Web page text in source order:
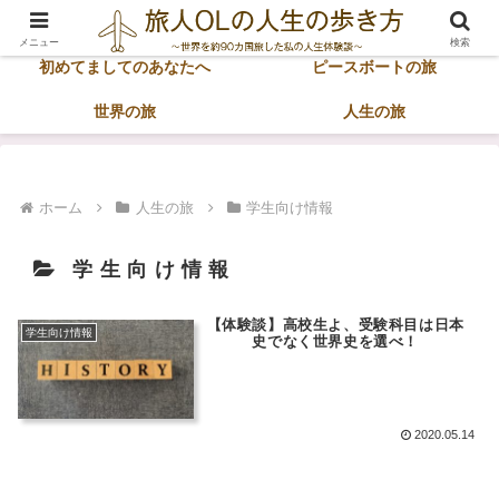
ホーム サイトマップ
初めてましてのあなたへ ピースボートの旅
世界の旅 人生の旅
ホーム 人生の旅 学生向け情報
学生向け情報
学生向け情報
【体験談】高校生よ、受験科目は日本
史でなく世界史を選べ！
2020.05.14
メニュー 検索